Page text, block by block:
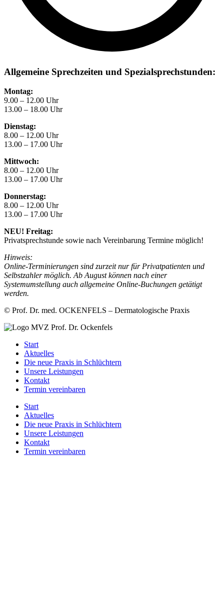
Allgemeine Sprechzeiten und Spezialsprechstunden:
Montag:
9.00 – 12.00 Uhr
13.00 – 18.00 Uhr
Dienstag:
8.00 – 12.00 Uhr
13.00 – 17.00 Uhr
Mittwoch:
8.00 – 12.00 Uhr
13.00 – 17.00 Uhr
Donnerstag:
8.00 – 12.00 Uhr
13.00 – 17.00 Uhr
NEU! Freitag:
Privatsprechstunde sowie nach Vereinbarung Termine möglich!
Hinweis:
Online-Terminierungen sind zurzeit nur für Privatpatienten und
Selbstzahler möglich. Ab August können nach einer
Systemumstellung auch allgemeine Online-Buchungen getätigt
werden.
© Prof. Dr. med. OCKENFELS – Dermatologische Praxis
Start
Aktuelles
Die neue Praxis in Schlüchtern
Unsere Leistungen
Kontakt
Termin vereinbaren
Start
Aktuelles
Die neue Praxis in Schlüchtern
Unsere Leistungen
Kontakt
Termin vereinbaren